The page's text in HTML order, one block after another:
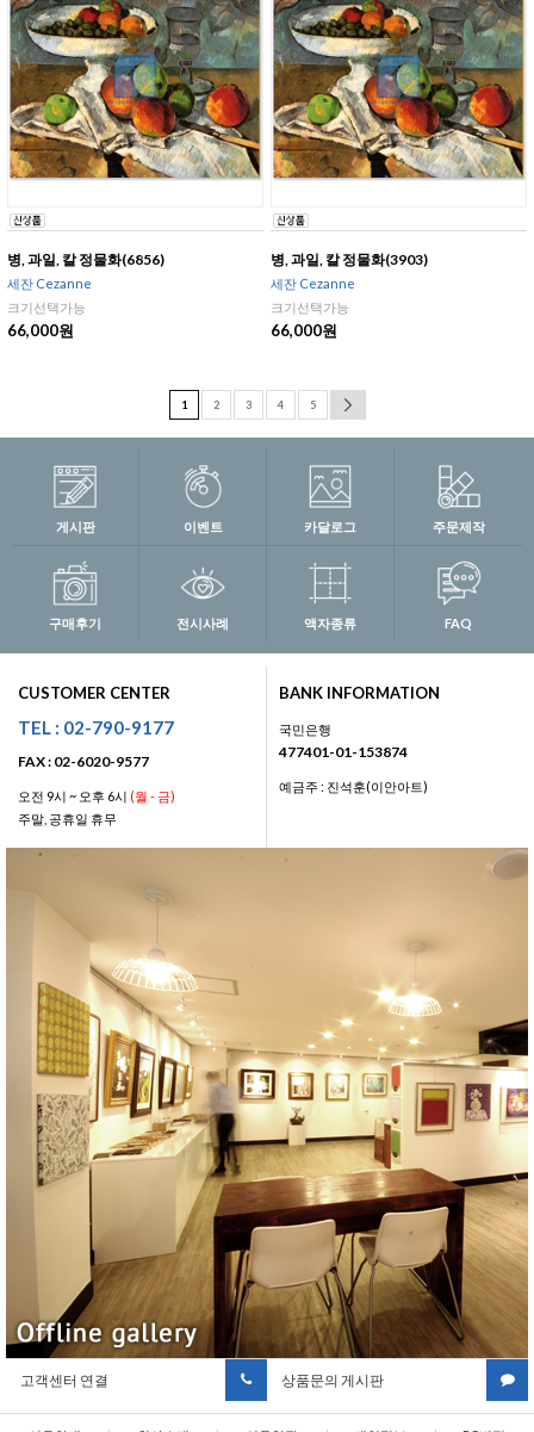
병, 과일, 칼 정물화(6856)
세잔 Cezanne
크기선택가능
66,000원
병, 과일, 칼 정물화(3903)
세잔 Cezanne
크기선택가능
66,000원
1 2 3 4 5
게시판 이벤트 카달로그 주문제작
구매후기 전시사례 액자종류 FAQ
CUSTOMER CENTER
TEL : 02-790-9177
FAX : 02-6020-9577
오전 9시 ~ 오후 6시 (월 - 금)
주말, 공휴일 휴무
BANK INFORMATION
국민은행
477401-01-153874
예금주 : 진석훈(이안아트)
고객센터 연결 상품문의 게시판